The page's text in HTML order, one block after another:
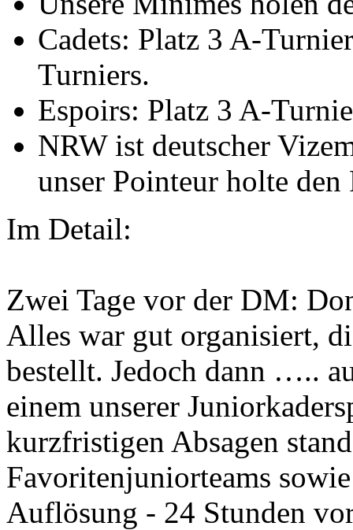
Cadets: Platz 3 A-
Turniers.
Espoirs: Platz 3 A-
NRW ist deutscher
unser Pointeur holte
Im Detail:
Zwei Tage vor der DM:
Alles war gut organisiert,
bestellt. Jedoch dann …..
einem unserer
kurzfristigen Absagen
Favoritenjuniorteams
Auflösung - 24 Stunden